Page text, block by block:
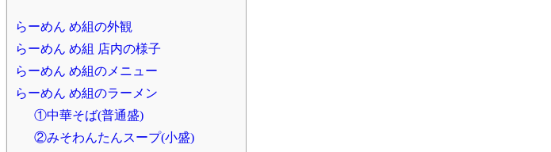
らーめん め組の外観
らーめん め組 店内の様子
らーめん め組のメニュー
らーめん め組のラーメン
①中華そば(普通盛)
②みそわんたんスープ(小盛)